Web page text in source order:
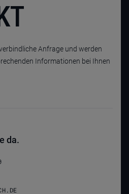
Anfrage und werden
Informationen bei Ihnen
da.